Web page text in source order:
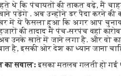
थे कि पंचायतों की ताकत बढ़े, मैं
पड़ेंगे . अब उन्होंने डर पैदा करने की
में ये फैसला हुआ कि अगर आप चुनाव
की तादाद में पंच-सरपंच वहां
उनके खाते में जाने लगा है. और वो
है, इसकी ओर देश का ध्यान जाना
का सवालः इसका मतलब गलती हो गई